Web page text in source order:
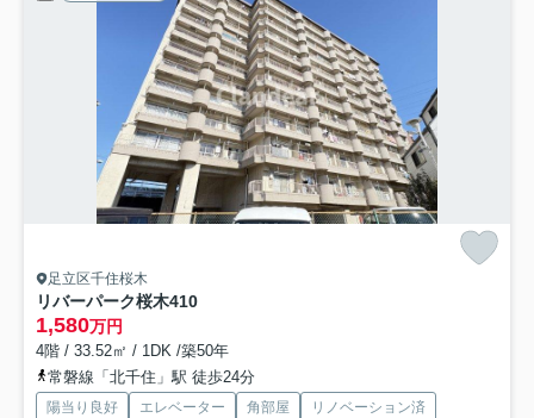
足立区千住桜木
リバーパーク桜木410
1,580万円
4階 / 33.52㎡ / 1DK /築50年
常磐線「北千住」駅 徒歩24分
陽当り良好 エレベーター 角部屋
リノベーション済